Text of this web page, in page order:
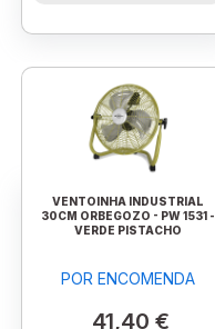
VENTOINHA INDUSTRIAL
30CM ORBEGOZO - PW 1531 -
VERDE PISTACHO
POR ENCOMENDA
41,40 €